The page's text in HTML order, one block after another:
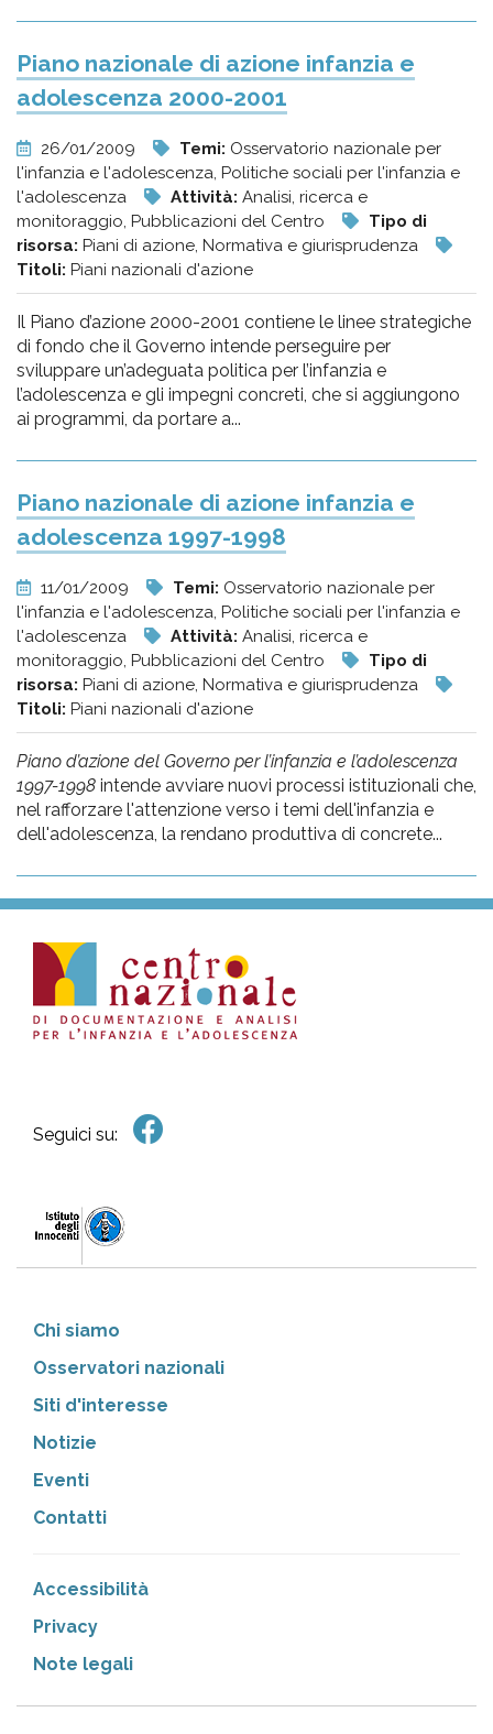
Piano nazionale di azione infanzia e
adolescenza 2000-2001
26/01/2009 Temi: Osservatorio nazionale per
l'infanzia e l'adolescenza, Politiche sociali per l'infanzia e
l'adolescenza
Attività: Analisi, ricerca e
monitoraggio, Pubblicazioni del Centro
Tipo di
risorsa: Piani di azione, Normativa e giurisprudenza
Titoli: Piani nazionali d'azione
Il Piano d’azione 2000-2001 contiene le linee strategiche
di fondo che il Governo intende perseguire per
sviluppare un’adeguata politica per l’infanzia e
l’adolescenza e gli impegni concreti, che si aggiungono
ai programmi, da portare a...
Piano nazionale di azione infanzia e
adolescenza 1997-1998
11/01/2009 Temi: Osservatorio nazionale per
l'infanzia e l'adolescenza, Politiche sociali per l'infanzia e
l'adolescenza
Attività: Analisi, ricerca e
monitoraggio, Pubblicazioni del Centro
Tipo di
risorsa: Piani di azione, Normativa e giurisprudenza
Titoli: Piani nazionali d'azione
Piano d’azione del Governo per l’infanzia e l’adolescenza
1997-1998 intende avviare nuovi processi istituzionali che,
nel rafforzare l'attenzione verso i temi dell'infanzia e
dell'adolescenza, la rendano produttiva di concrete...
Seguici su:
Chi siamo
Osservatori nazionali
Siti d'interesse
Notizie
Eventi
Contatti
Accessibilità
Privacy
Note legali